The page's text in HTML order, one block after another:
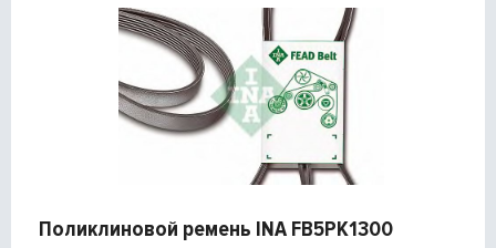
Поликлиновой ремень INA FB5PK1300